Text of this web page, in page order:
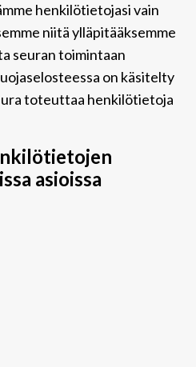
henkilötietojasi vain
niitä ylläpitääksemme
seuran toimintaan
on käsitelty
toteuttaa henkilötietoja
asioissa